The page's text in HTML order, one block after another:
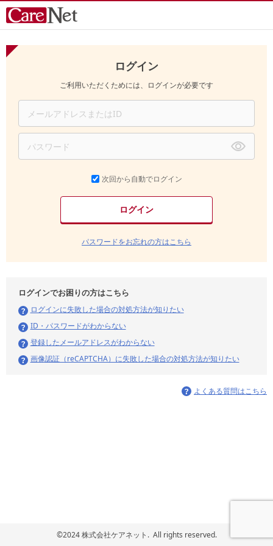
ログイン
ご利用いただくためには、ログインが必要です
次回から自動でログイン
パスワードをお忘れの方はこちら
ログインでお困りの方はこちら
ログインに失敗した場合の対処方法が知りたい
ID・パスワードがわからない
登録したメールアドレスがわからない
画像認証（reCAPTCHA）に失敗した場合の対処方法が知りたい
よくある質問はこちら
©2024 株式会社ケアネット. All rights reserved.